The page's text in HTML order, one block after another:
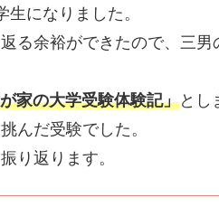
になりました。
る余裕ができたので、三
家の大学受験体験記」とし
んだ受験でした。
り返ります。